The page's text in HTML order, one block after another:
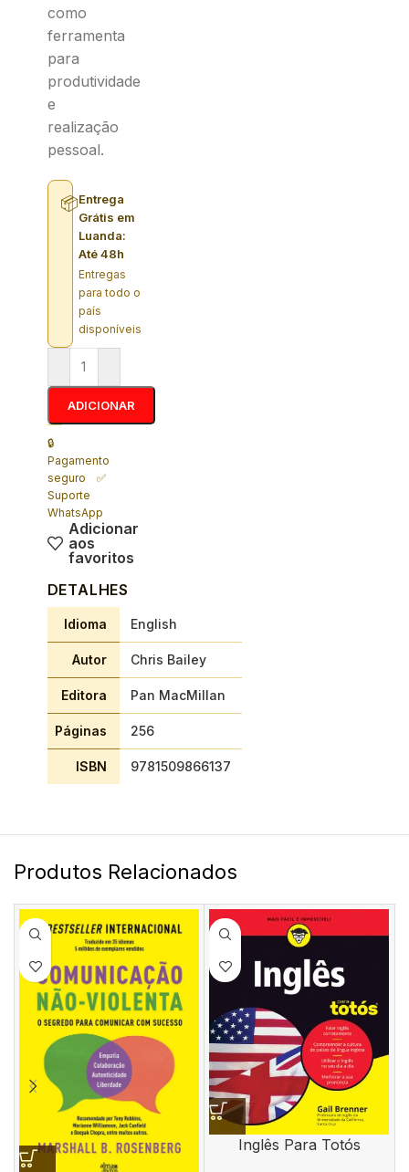
como
ferramenta
para
produtividade
e
realização
pessoal.
📦Entrega
Grátis em
Luanda:
Até 48h
Entregas
para todo o
país
disponíveis
ADICIONAR
🔒
Pagamento
seguro ✅
Suporte
WhatsApp
Adicionar
aos
favoritos
DETALHES
Idioma English
Autor Chris Bailey
Editora Pan MacMillan
Páginas 256
ISBN 9781509866137
Produtos Relacionados
Inglês Para Totós